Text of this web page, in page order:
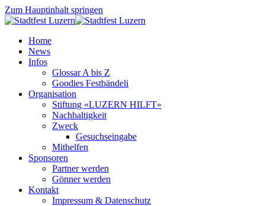
Zum Hauptinhalt springen
Home
News
Infos
Glossar A bis Z
Goodies Festbändeli
Organisation
Stiftung «LUZERN HILFT»
Nachhaltigkeit
Zweck
Gesuchseingabe
Mithelfen
Sponsoren
Partner werden
Gönner werden
Kontakt
Impressum & Datenschutz